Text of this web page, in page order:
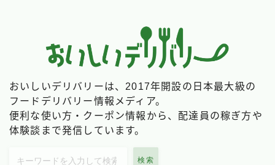
おいしいデリバリーは、2017年開設の日本最大級の
フードデリバリー情報メディア。
便利な使い方・クーポン情報から、配達員の稼ぎ方や
体験談まで発信しています。
検索